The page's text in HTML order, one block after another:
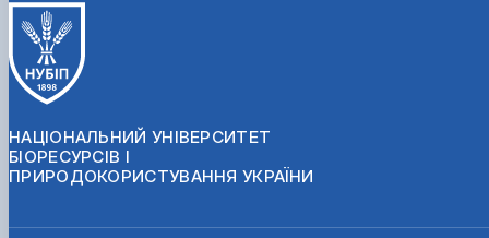
НАЦІОНАЛЬНИЙ УНІВЕРСИТЕТ
БІОРЕСУРСІВ І
ПРИРОДОКОРИСТУВАННЯ УКРАЇНИ